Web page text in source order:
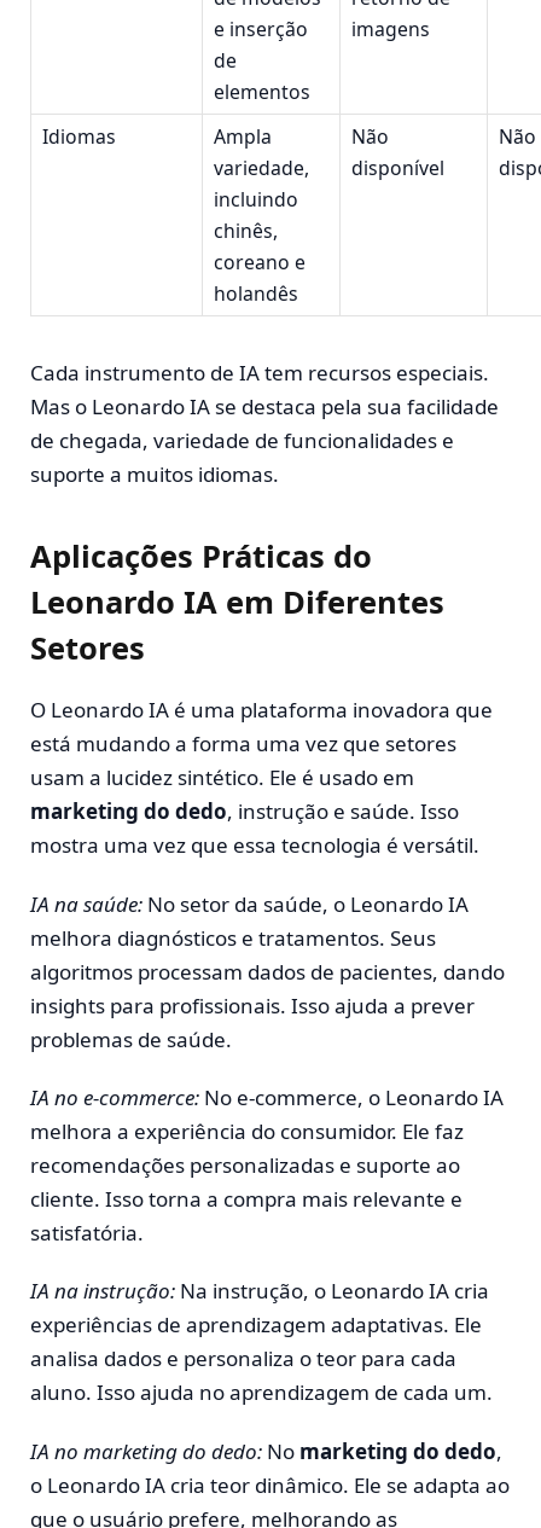
e inserção
de
elementos
imagens
Idiomas
Ampla
variedade,
incluindo
chinês,
coreano e
holandês
Não
disponível
Não
Cada instrumento de IA tem recursos especiais.
Mas o Leonardo IA se destaca pela sua facilidade
de chegada, variedade de funcionalidades e
suporte a muitos idiomas.
Aplicações Práticas do
Leonardo IA em Diferentes
Setores
O Leonardo IA é uma plataforma inovadora que
está mudando a forma uma vez que setores
usam a lucidez sintético. Ele é usado em
marketing do dedo, instrução e saúde. Isso
mostra uma vez que essa tecnologia é versátil.
IA na saúde: No setor da saúde, o Leonardo IA
melhora diagnósticos e tratamentos. Seus
algoritmos processam dados de pacientes, dando
insights para profissionais. Isso ajuda a prever
problemas de saúde.
IA no e-commerce: No e-commerce, o Leonardo IA
melhora a experiência do consumidor. Ele faz
recomendações personalizadas e suporte ao
cliente. Isso torna a compra mais relevante e
satisfatória.
IA na instrução: Na instrução, o Leonardo IA cria
experiências de aprendizagem adaptativas. Ele
analisa dados e personaliza o teor para cada
aluno. Isso ajuda no aprendizagem de cada um.
IA no marketing do dedo: No marketing do dedo,
o Leonardo IA cria teor dinâmico. Ele se adapta ao
que o usuário prefere, melhorando as